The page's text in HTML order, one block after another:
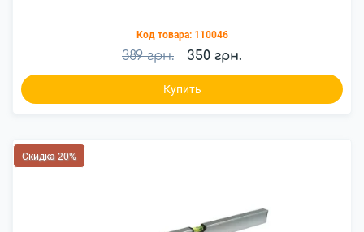
Код товара: 110046
389 грн. 350 грн.
Купить
Скидка 20%